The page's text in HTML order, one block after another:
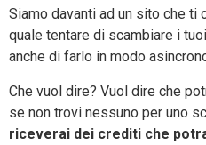
Siamo davanti ad un sito che ti
quale tentare di scambiare i
anche di farlo in modo
Che vuol dire? Vuol dire che
se non trovi nessuno per uno
riceverai dei crediti che